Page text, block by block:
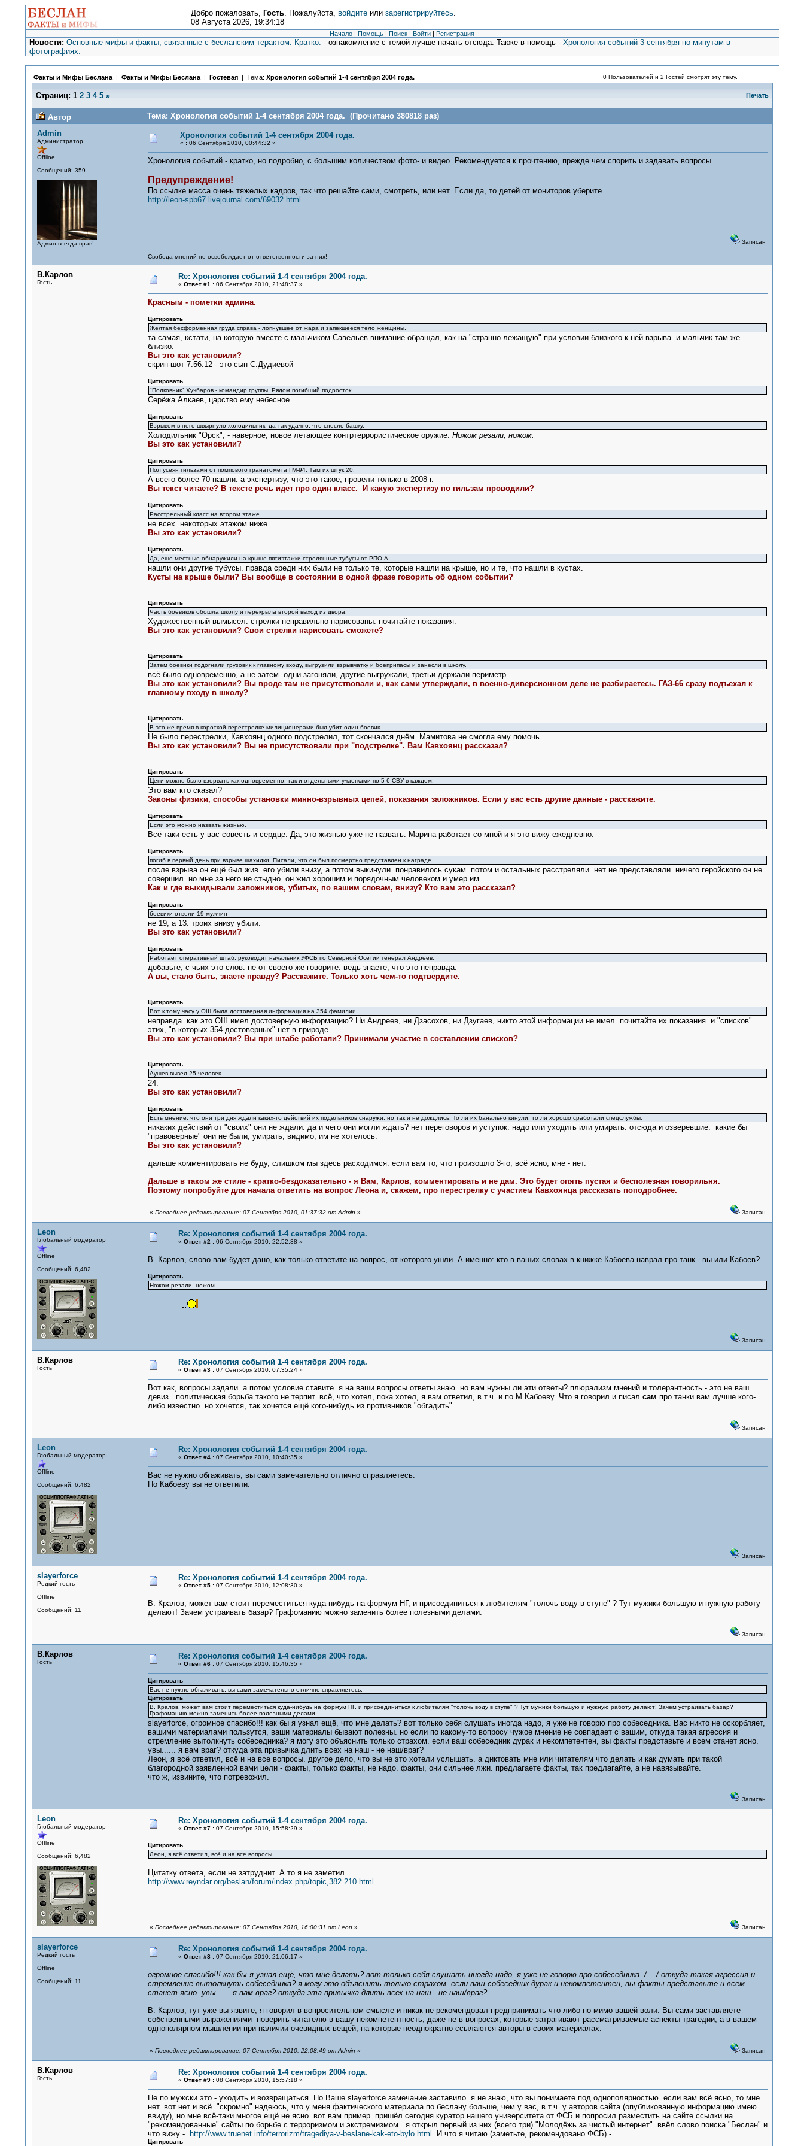
Добро пожаловать, Гость. Пожалуйста, войдитеили зарегистрируйтесь.
08 Августа 2026, 19:34:18
Начало | Помощь | Поиск | Войти | Регистрация
Новости: Основные мифы и факты, связанные с бесланским терактом. Кратко. - ознакомление с темой лучше начать отсюда. Также в помощь -Хронология событий 3 сентября по минутам в
фотографиях.
Факты и Мифы Беслана| Факты и Мифы Беслана| Гостевая | Тема: Хронология событий 1-4 сентября 2004 года. 0 Пользователей и 2 Гостей смотрят эту тему.
Страниц: 1 2 3 4 5 » Печать
Автор
Тема: Хронология событий 1-4 сентября 2004 года. (Прочитано 380818 раз)
Admin
Администратор
Offline
Сообщений: 359
Админ всегда прав!
Хронология событий 1-4 сентября 2004 года.
« :06 Сентября 2010, 00:44:32 »
Хронология событий - кратко, но подробно, с большим количеством фото- и видео. Рекомендуется к прочтению, прежде чем спорить и задавать вопросы.
Предупреждение!
По ссылке масса очень тяжелых кадров, так что решайте сами, смотреть, или нет. Если да, то детей от мониторов уберите.
http://leon-spb67.livejournal.com/69032.html
Записан
Свобода мнений не освобождает от ответственности за них!
В.Карлов
Гость
Re: Хронология событий 1-4 сентября 2004 года.
« Ответ #1 :06 Сентября 2010, 21:48:37 »
Красным - пометки админа.
Цитировать
Желтая бесформенная груда справа - лопнувшее от жара и запекшееся тело женщины.
та самая, кстати, на которую вместе с мальчиком Савельев внимание обращал, как на "странно лежащую" при условии близкого к ней взрыва. и мальчик там же
близко.
Вы это как установили?
скрин-шот 7:56:12 - это сын С.Дудиевой
Цитировать
"Полковник" Хучбаров - командир группы. Рядом погибший подросток.
Серёжа Алкаев, царство ему небесное.
Цитировать
Взрывом в него швырнуло холодильник, да так удачно, что снесло башку.
Холодильник "Орск", - наверное, новое летающее контртеррористическое оружие. Ножом резали, ножом.
Вы это как установили?
Цитировать
Пол усеян гильзами от помпового гранатомета ГМ-94. Там их штук 20.
А всего более 70 нашли. а экспертизу, что это такое, провели только в 2008 г.
Вы текст читаете? В тексте речь идет про один класс. И какую экспертизу по гильзам проводили?
Цитировать
Расстрельный класс на втором этаже.
не всех. некоторых этажом ниже.
Вы это как установили?
Цитировать
Да, еще местные обнаружили на крыше пятиэтажки стрелянные тубусы от РПО-А.
нашли они другие тубусы. правда среди них были не только те, которые нашли на крыше, но и те, что нашли в кустах.
Кусты на крыше были? Вы вообще в состоянии в одной фразе говорить об одном событии?
Цитировать
Часть боевиков обошла школу и перекрыла второй выход из двора.
Художественный вымысел. стрелки неправильно нарисованы. почитайте показания.
Вы это как установили? Свои стрелки нарисовать сможете?
Цитировать
Затем боевики подогнали грузовик к главному входу, выгрузили взрывчатку и боеприпасы и занесли в школу.
всё было одновременно, а не затем. одни загоняли, другие выгружали, третьи держали периметр.
Вы это как установили? Вы вроде там не присутствовали и, как сами утверждали, в военно-диверсионном деле не разбираетесь. ГАЗ-66 сразу подъехал к
главному входу в школу?
Цитировать
В это же время в короткой перестрелке милиционерами был убит один боевик.
Не было перестрелки, Кавхоянц одного подстрелил, тот скончался днём. Мамитова не смогла ему помочь.
Вы это как установили? Вы не присутствовали при "подстрелке". Вам Кавхоянц рассказал?
Цитировать
Цепи можно было взорвать как одновременно, так и отдельными участками по 5-6 СВУ в каждом.
Это вам кто сказал?
Законы физики, способы установки минно-взрывных цепей, показания заложников. Если у вас есть другие данные - расскажите.
Цитировать
Если это можно назвать жизнью.
Всё таки есть у вас совесть и сердце. Да, это жизнью уже не назвать. Марина работает со мной и я это вижу ежедневно.
Цитировать
погиб в первый день при взрыве шахидки. Писали, что он был посмертно представлен к награде
после взрыва он ещё был жив. его убили внизу, а потом выкинули. понравилось сукам. потом и остальных расстреляли. нет не представляли. ничего геройского он не
совершил. но мне за него не стыдно. он жил хорошим и порядочным человеком и умер им.
Как и где выкидывали заложников, убитых, по вашим словам, внизу? Кто вам это рассказал?
Цитировать
боевики отвели 19 мужчин
не 19, а 13. троих внизу убили.
Вы это как установили?
Цитировать
Работает оперативный штаб, руководит начальник УФСБ по Северной Осетии генерал Андреев.
добавьте, с чьих это слов. не от своего же говорите. ведь знаете, что это неправда.
А вы, стало быть, знаете правду? Расскажите. Только хоть чем-то подтвердите.
Цитировать
Вот к тому часу у ОШ была достоверная информация на 354 фамилии.
неправда. как это ОШ имел достоверную информацию? Ни Андреев, ни Дзасохов, ни Дзугаев, никто этой информации не имел. почитайте их показания. и "списков"
этих, "в которых 354 достоверных" нет в природе.
Вы это как установили? Вы при штабе работали? Принимали участие в составлении списков?
Цитировать
Аушев вывел 25 человек
24.
Вы это как установили?
Цитировать
Есть мнение, что они три дня ждали каких-то действий их подельников снаружи, но так и не дождлись. То ли их банально кинули, то ли хорошо сработали спецслужбы.
никаких действий от "своих" они не ждали. да и чего они могли ждать? нет переговоров и уступок. надо или уходить или умирать. отсюда и озверевшие. какие бы
"правоверные" они не были, умирать, видимо, им не хотелось.
Вы это как установили?
дальше комментировать не буду, слишком мы здесь расходимся. если вам то, что произошло 3-го, всё ясно, мне - нет.
Дальше в таком же стиле - кратко-бездоказательно - я Вам, Карлов, комментировать и не дам. Это будет опять пустая и бесполезная говорильня.
Поэтому попробуйте для начала ответить на вопрос Леона и, скажем, про перестрелку с участием Кавхоянца рассказать поподробнее.
« Последнее редактирование: 07 Сентября 2010, 01:37:32 от Admin » Записан
Leon
Глобальный модератор
Offline
Сообщений: 6,482
Re: Хронология событий 1-4 сентября 2004 года.
« Ответ #2 :06 Сентября 2010, 22:52:38 »
В. Карлов, слово вам будет дано, как только ответите на вопрос, от которого ушли. А именно: кто в ваших словах в книжке Кабоева наврал про танк - вы или Кабоев?
Цитировать
Ножом резали, ножом.
Записан
В.Карлов
Гость
Re: Хронология событий 1-4 сентября 2004 года.
« Ответ #3 :07 Сентября 2010, 07:35:24 »
Вот как, вопросы задали. а потом условие ставите. я на ваши вопросы ответы знаю. но вам нужны ли эти ответы? плюрализм мнений и толерантность - это не ваш
девиз. политическая борьба такого не терпит. всё, что хотел, пока хотел, я вам ответил, в т.ч. и по М.Кабоеву. Что я говорил и писал сам про танки вам лучше кого-
либо известно. но хочется, так хочется ещё кого-нибудь из противников "обгадить".
Записан
Leon
Глобальный модератор
Offline
Сообщений: 6,482
Re: Хронология событий 1-4 сентября 2004 года.
« Ответ #4 :07 Сентября 2010, 10:40:35 »
Вас не нужно обгаживать, вы сами замечательно отлично справляетесь.
По Кабоеву вы не ответили.
Записан
slayerforce
Редкий гость
Offline
Сообщений: 11
Re: Хронология событий 1-4 сентября 2004 года.
« Ответ #5 :07 Сентября 2010, 12:08:30 »
В. Кралов, может вам стоит переместиться куда-нибудь на формум НГ, и присоединиться к любителям "толочь воду в ступе" ? Тут мужики большую и нужную работу
делают! Зачем устраивать базар? Графоманию можно заменить более полезными делами.
Записан
В.Карлов
Гость
Re: Хронология событий 1-4 сентября 2004 года.
« Ответ #6 :07 Сентября 2010, 15:46:35 »
Цитировать
Вас не нужно обгаживать, вы сами замечательно отлично справляетесь.
Цитировать
В. Кралов, может вам стоит переместиться куда-нибудь на формум НГ, и присоединиться к любителям "толочь воду в ступе" ? Тут мужики большую и нужную работу делают! Зачем устраивать базар?
Графоманию можно заменить более полезными делами.
slayerforce, огромное спасибо!!! как бы я узнал ещё, что мне делать? вот только себя слушать иногда надо, я уже не говорю про собеседника. Вас никто не оскорбляет,
вашими материалами пользутся, ваши материалы бывают полезны. но если по какому-то вопросу чужое мнение не совпадает с вашим, откуда такая агрессия и
стремление вытолкнуть собеседника? я могу это объяснить только страхом. если ваш собеседник дурак и некомпетентен, вы факты представьте и всем станет ясно.
увы...... я вам враг? откуда эта привычка длить всех на наш - не наш/враг?
Леон, я всё ответил, всё и на все вопросы. другое дело, что вы не это хотели услышать. а диктовать мне или читателям что делать и как думать при такой
благородной заявленной вами цели - факты, только факты, не надо. факты, они сильнее лжи. предлагаете факты, так предлагайте, а не навязывайте.
что ж, извините, что потревожил.
Записан
Leon
Глобальный модератор
Offline
Сообщений: 6,482
Re: Хронология событий 1-4 сентября 2004 года.
« Ответ #7 :07 Сентября 2010, 15:58:29 »
Цитировать
Леон, я всё ответил, всё и на все вопросы
Цитатку ответа, если не затруднит. А то я не заметил.
http://www.reyndar.org/beslan/forum/index.php/topic,382.210.html
« Последнее редактирование: 07 Сентября 2010, 16:00:31 от Leon » Записан
slayerforce
Редкий гость
Offline
Сообщений: 11
Re: Хронология событий 1-4 сентября 2004 года.
« Ответ #8 :07 Сентября 2010, 21:06:17 »
огромное спасибо!!! как бы я узнал ещё, что мне делать? вот только себя слушать иногда надо, я уже не говорю про собеседника. /... / откуда такая агрессия и
стремление вытолкнуть собеседника? я могу это объяснить только страхом. если ваш собеседник дурак и некомпетентен, вы факты представьте и всем
станет ясно. увы...... я вам враг? откуда эта привычка длить всех на наш - не наш/враг?
В. Карлов, тут уже вы язвите, я говорил в вопросительном смысле и никак не рекомендовал предпринимать что либо по мимо вашей воли. Вы сами заставляете
собственными выражениями поверить читателю в вашу некомпетентность, даже не в вопросах, которые затрагивают рассматриваемые аспекты трагедии, а в вашем
однополярном мышлении при наличии очевидных вещей, на которые неоднократно ссылаются авторы в своих материалах.
« Последнее редактирование: 07 Сентября 2010, 22:08:49 от Admin » Записан
В.Карлов
Гость
Re: Хронология событий 1-4 сентября 2004 года.
« Ответ #9 :08 Сентября 2010, 15:57:18 »
Не по мужски это - уходить и возвращаться. Но Ваше slayerforce замечание заставило. я не знаю, что вы понимаете под однополярностью. если вам всё ясно, то мне
нет. вот нет и всё. "скромно" надеюсь, что у меня фактического материала по беслану больше, чем у вас, в т.ч. у авторов сайта (опубликованную информацию имею
ввиду), но мне всё-таки многое ещё не ясно. вот вам пример. пришёл сегодня куратор нашего университета от ФСБ и попросил разместить на сайте ссылки на
"рекомендованные" сайты по борьбе с терроризмом и экстремизмом. я открыл первый из них (всего три) "Молодёжь за чистый интернет". ввёл слово поиска "Беслан" и
что вижу -
http://www.truenet.info/terrorizm/tragediya-v-beslane-kak-eto-bylo.html . И что я читаю (заметьте, рекомендовано ФСБ) -
Цитировать